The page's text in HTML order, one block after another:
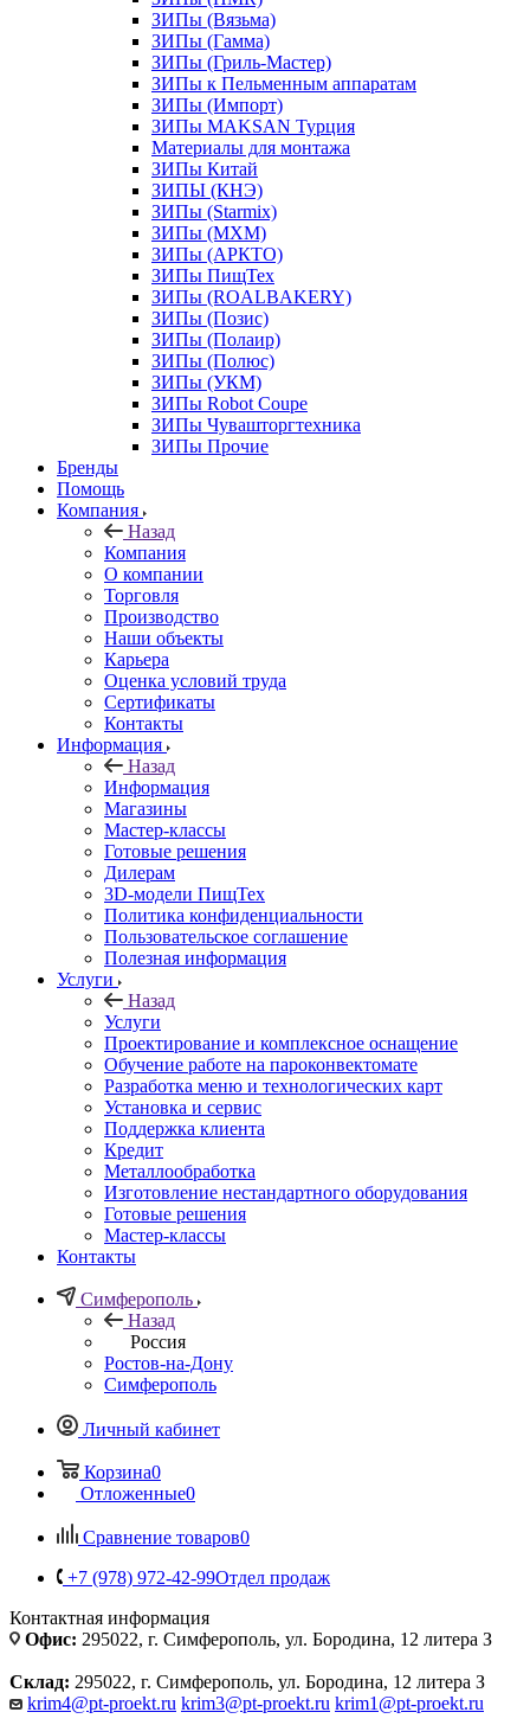
ЗИПы (Вязьма)
ЗИПы (Гамма)
ЗИПы (Гриль-Мастер)
ЗИПы к Пельменным аппаратам
ЗИПы (Импорт)
ЗИПы MAKSAN Турция
Материалы для монтажа
ЗИПы Китай
ЗИПЫ (КНЭ)
ЗИПы (Starmix)
ЗИПы (МХМ)
ЗИПы (АРКТО)
ЗИПы ПищТех
ЗИПы (ROALBAKERY)
ЗИПы (Позис)
ЗИПы (Полаир)
ЗИПы (Полюс)
ЗИПы (УКМ)
ЗИПы Robot Coupe
ЗИПы Чувашторгтехника
ЗИПы Прочие
Бренды
Помощь
Компания
Назад
Компания
О компании
Торговля
Производство
Наши объекты
Карьера
Оценка условий труда
Сертификаты
Контакты
Информация
Назад
Информация
Магазины
Мастер-классы
Готовые решения
Дилерам
3D-модели ПищТех
Политика конфиденциальности
Пользовательское соглашение
Полезная информация
Услуги
Назад
Услуги
Проектирование и комплексное оснащение
Обучение работе на пароконвектомате
Разработка меню и технологических карт
Установка и сервис
Поддержка клиента
Кредит
Металлообработка
Изготовление нестандартного оборудования
Готовые решения
Мастер-классы
Контакты
Симферополь
Назад
Россия
Ростов-на-Дону
Симферополь
Личный кабинет
Корзина0
Отложенные0
Сравнение товаров0
+7 (978) 972-42-99Отдел продаж
Контактная информация
Офис: 295022, г. Симферополь, ул. Бородина, 12 литера З
Склад: 295022, г. Симферополь, ул. Бородина, 12 литера З
krim4@pt-proekt.ru krim3@pt-proekt.ru krim1@pt-proekt.ru